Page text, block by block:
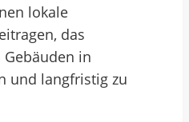
lokale
das
in
und langfristig zu